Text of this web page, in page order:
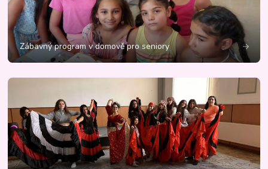
Zábavný program v domově pro seniory